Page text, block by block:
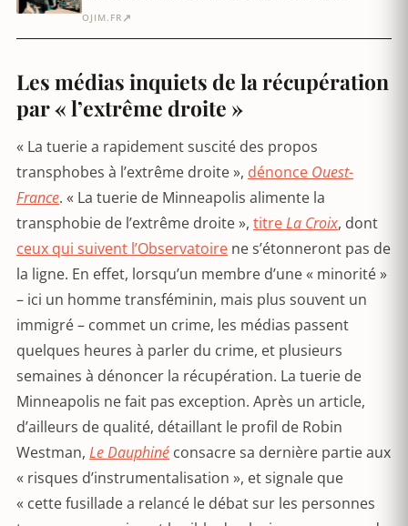
OJIM.FR ↗
Les médias inquiets de la récupération
par « l’extrême droite »
« La tuerie a rapidement suscité des propos
transphobes à l’extrême droite », dénonce Ouest-
France. « La tuerie de Minneapolis alimente la
transphobie de l’extrême droite », titreLa Croix, dont
ceux qui suivent l’Observatoire ne s’étonneront pas de
la ligne. En effet, lorsqu’un membre d’une « minorité »
– ici un homme transféminin, mais plus souvent un
immigré – commet un crime, les médias passent
quelques heures à parler du crime, et plusieurs
semaines à dénoncer la récupération. La tuerie de
Minneapolis ne fait pas exception. Après un article,
d’ailleurs de qualité, détaillant le profil de Robin
Westman, Le Dauphiné consacre sa dernière partie aux
« risques d’instrumentalisation », et signale que
« cette fusillade a relancé le débat sur les personnes